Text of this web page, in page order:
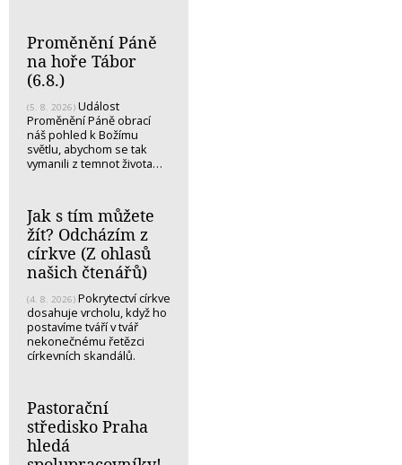
Proměnění Páně
na hoře Tábor
(6.8.)
(5. 8. 2026) Událost
Proměnění Páně obrací
náš pohled k Božímu
světlu, abychom se tak
vymanili z temnot života…
Jak s tím můžete
žít? Odcházím z
církve (Z ohlasů
našich čtenářů)
(4. 8. 2026) Pokrytectví církve
dosahuje vrcholu, když ho
postavíme tváří v tvář
nekonečnému řetězci
církevních skandálů.
Pastorační
středisko Praha
hledá